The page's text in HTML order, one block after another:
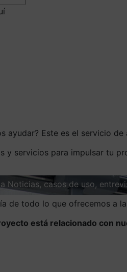
ayudar? Este es el servicio de
y servicios para impulsar tu
Noticias, casos de uso,
de todo lo que ofrecemos a
está relacionado con